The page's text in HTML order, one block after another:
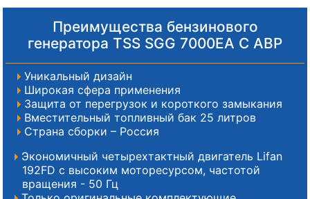
Преимущества бензинового
генератора TSS SGG 7000EA С АВР
Уникальный дизайн
Широкая сфера применения
Защита от перегрузок и короткого замыкания
Вместительный топливный бак 25 литров
Страна сборки – Россия
Экономичный четырехтактный двигатель Lifan
192FD с высоким моторесурсом, частотой
вращения - 50 Гц